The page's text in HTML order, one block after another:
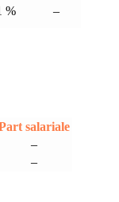
% –
salariale
–
–